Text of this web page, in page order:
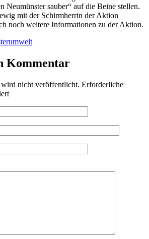
Neumünster sauber“ auf die Beine stellen.
mit der Schirmherrin der Aktion
noch weitere Informationen zu der Aktion.
umwelt
Kommentar
nicht veröffentlicht. Erforderliche